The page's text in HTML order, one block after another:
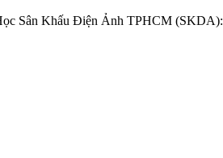
Sân Khấu Điện Ảnh TPHCM (SKDA):